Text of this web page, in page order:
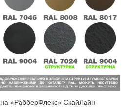
«РабберФлекс» СкайЛайн